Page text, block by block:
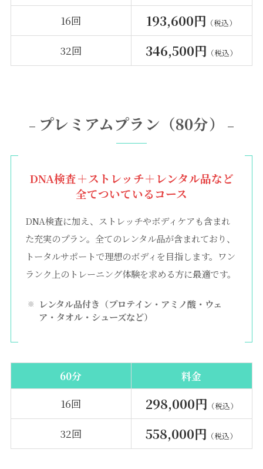
16回 193,600円 （税込）
32回 346,500円 （税込）
– プレミアムプラン（80分） –
DNA検査＋ストレッチ＋レンタル品など
全てついているコース
DNA検査に加え、ストレッチやボディケアも含まれ
た充実のプラン。全てのレンタル品が含まれており、
トータルサポートで理想のボディを目指します。ワン
ランク上のトレーニング体験を求める方に最適です。
レンタル品付き（プロテイン・アミノ酸・ウェ
ア・タオル・シューズなど）
60分
料金
16回
298,000円 （税込）
32回 558,000円 （税込）